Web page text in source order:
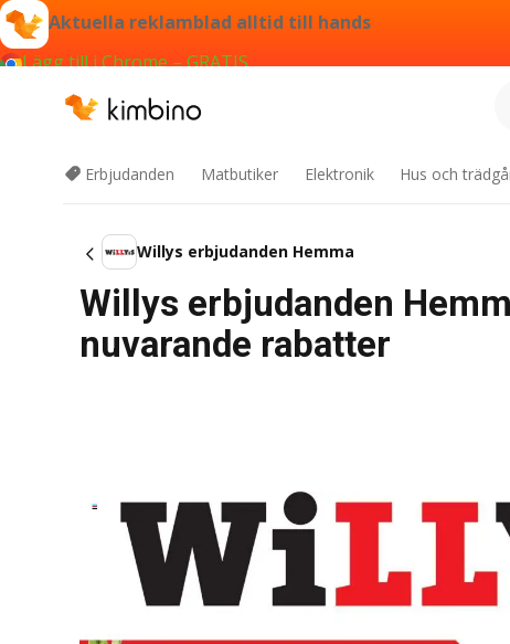
Aktuella reklamblad alltid till hands
Lägg till i Chrome – GRATIS
Erbjudanden Matbutiker Elektronik Hus och
Willys erbjudanden Hemma
Willys erbjudanden
nuvarande rabatter